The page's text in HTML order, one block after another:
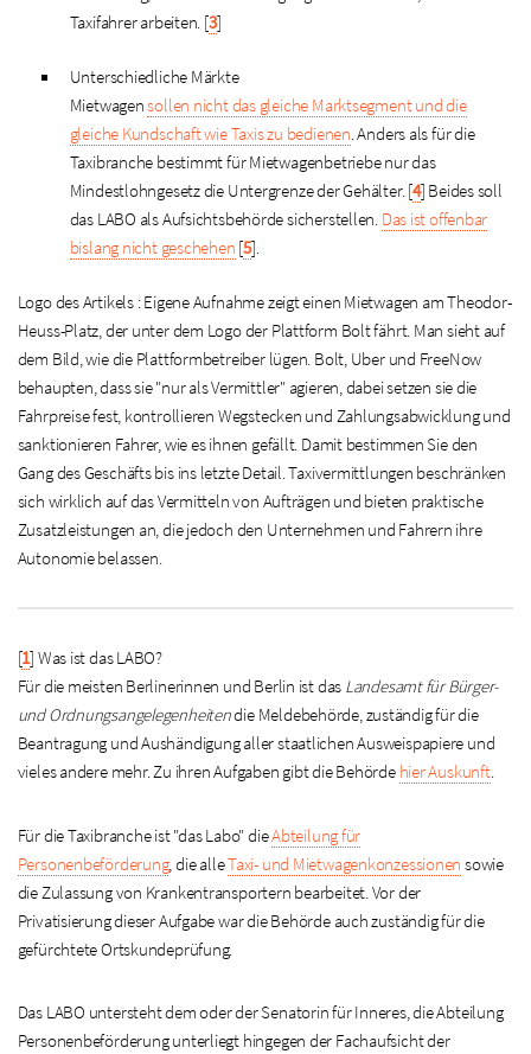
Taxifahrer arbeiten. [3]
Unterschiedliche Märkte
Mietwagensollen nicht das gleiche Marktsegment und die
gleiche Kundschaft wie Taxis zu bedienen. Anders als für die
Taxibranche bestimmt für Mietwagenbetriebe nur das
Mindestlohngesetz die Untergrenze der Gehälter.[4] Beides soll
das LABO als Aufsichtsbehörde sicherstellen. Das ist offenbar
bislang nicht geschehen [5].
Logo des Artikels : Eigene Aufnahme zeigt einen Mietwagen am Theodor-
Heuss-Platz, der unter dem Logo der Plattform Bolt fährt. Man sieht auf
dem Bild, wie die Plattformbetreiber lügen. Bolt, Uber und FreeNow
behaupten, dass sie "nur als Vermittler" agieren, dabei setzen sie die
Fahrpreise fest, kontrollieren Wegstecken und Zahlungsabwicklung und
sanktionieren Fahrer, wie es ihnen gefällt. Damit bestimmen Sie den
Gang des Geschäfts bis ins letzte Detail. Taxivermittlungen beschränken
sich wirklich auf das Vermitteln von Aufträgen und bieten praktische
Zusatzleistungen an, die jedoch den Unternehmen und Fahrern ihre
Autonomie belassen.
[1] Was ist das LABO?
Für die meisten Berlinerinnen und Berlin ist das Landesamt für Bürger-
und Ordnungsangelegenheitendie Meldebehörde, zuständig für die
Beantragung und Aushändigung aller staatlichen Ausweispapiere und
vieles andere mehr. Zu ihren Aufgaben gibt die Behörde hier Auskunft.
Für die Taxibranche ist "das Labo" dieAbteilung für
Personenbeförderung, die alleTaxi- und Mietwagenkonzessionen sowie
die Zulassung von Krankentransportern bearbeitet. Vor der
Privatisierung dieser Aufgabe war die Behörde auch zuständig für die
gefürchtete Ortskundeprüfung.
Das LABO untersteht dem oder der Senatorin für Inneres, die Abteilung
Personenbeförderung unterliegt hingegen der Fachaufsicht der